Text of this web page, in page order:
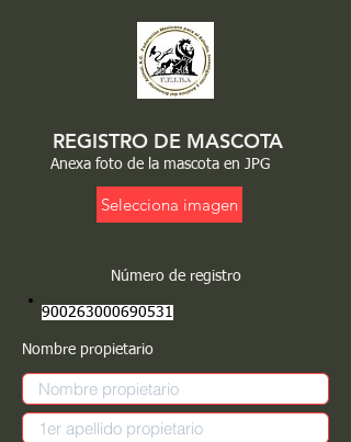
REGISTRO DE MASCOTA
Anexa foto de la mascota en JPG
Selecciona imagen
Número de registro
900263000690531
Nombre propietario